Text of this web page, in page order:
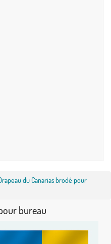
du Canarias brodé pour
bureau